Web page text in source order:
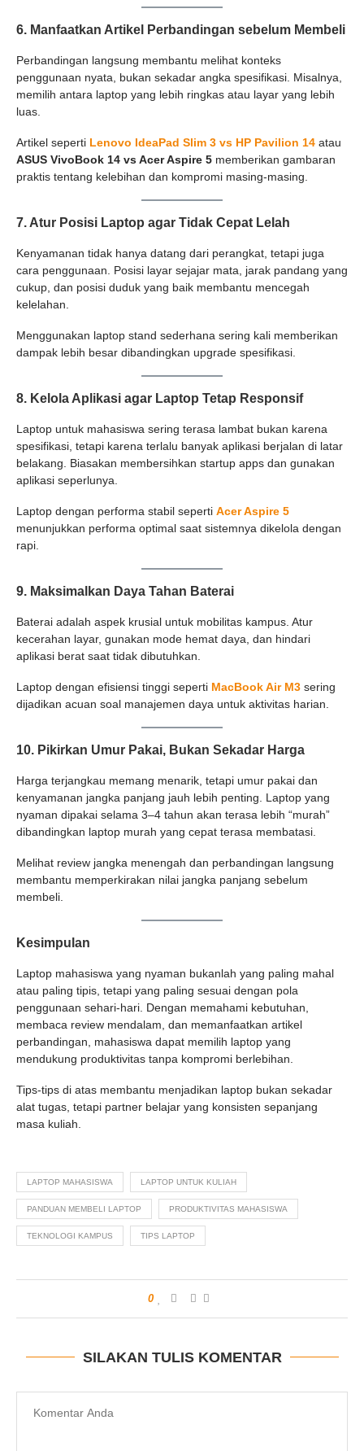
6. Manfaatkan Artikel Perbandingan sebelum Membeli
Perbandingan langsung membantu melihat konteks
penggunaan nyata, bukan sekadar angka spesifikasi. Misalnya,
memilih antara laptop yang lebih ringkas atau layar yang lebih
luas.
Artikel seperti Lenovo IdeaPad Slim 3 vs HP Pavilion 14 atau
ASUS VivoBook 14 vs Acer Aspire 5 memberikan gambaran
praktis tentang kelebihan dan kompromi masing-masing.
7. Atur Posisi Laptop agar Tidak Cepat Lelah
Kenyamanan tidak hanya datang dari perangkat, tetapi juga
cara penggunaan. Posisi layar sejajar mata, jarak pandang yang
cukup, dan posisi duduk yang baik membantu mencegah
kelelahan.
Menggunakan laptop stand sederhana sering kali memberikan
dampak lebih besar dibandingkan upgrade spesifikasi.
8. Kelola Aplikasi agar Laptop Tetap Responsif
Laptop untuk mahasiswa sering terasa lambat bukan karena
spesifikasi, tetapi karena terlalu banyak aplikasi berjalan di latar
belakang. Biasakan membersihkan startup apps dan gunakan
aplikasi seperlunya.
Laptop dengan performa stabil seperti Acer Aspire 5
menunjukkan performa optimal saat sistemnya dikelola dengan
rapi.
9. Maksimalkan Daya Tahan Baterai
Baterai adalah aspek krusial untuk mobilitas kampus. Atur
kecerahan layar, gunakan mode hemat daya, dan hindari
aplikasi berat saat tidak dibutuhkan.
Laptop dengan efisiensi tinggi seperti MacBook Air M3 sering
dijadikan acuan soal manajemen daya untuk aktivitas harian.
10. Pikirkan Umur Pakai, Bukan Sekadar Harga
Harga terjangkau memang menarik, tetapi umur pakai dan
kenyamanan jangka panjang jauh lebih penting. Laptop yang
nyaman dipakai selama 3–4 tahun akan terasa lebih “murah”
dibandingkan laptop murah yang cepat terasa membatasi.
Melihat review jangka menengah dan perbandingan langsung
membantu memperkirakan nilai jangka panjang sebelum
membeli.
Kesimpulan
Laptop mahasiswa yang nyaman bukanlah yang paling mahal
atau paling tipis, tetapi yang paling sesuai dengan pola
penggunaan sehari-hari. Dengan memahami kebutuhan,
membaca review mendalam, dan memanfaatkan artikel
perbandingan, mahasiswa dapat memilih laptop yang
mendukung produktivitas tanpa kompromi berlebihan.
Tips-tips di atas membantu menjadikan laptop bukan sekadar
alat tugas, tetapi partner belajar yang konsisten sepanjang
masa kuliah.
LAPTOP MAHASISWA LAPTOP UNTUK KULIAH
PANDUAN MEMBELI LAPTOP PRODUKTIVITAS MAHASISWA
TEKNOLOGI KAMPUS TIPS LAPTOP
0
SILAKAN TULIS KOMENTAR